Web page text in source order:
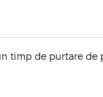
timp de purtare